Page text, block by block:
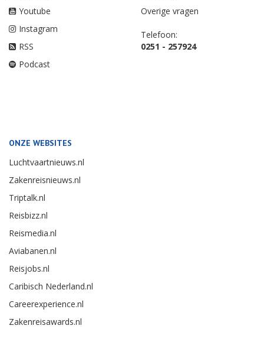
Youtube
Instagram
RSS
Podcast
Overige vragen
Telefoon:
0251 - 257924
ONZE WEBSITES
Luchtvaartnieuws.nl
Zakenreisnieuws.nl
Triptalk.nl
Reisbizz.nl
Reismedia.nl
Aviabanen.nl
Reisjobs.nl
Caribisch Nederland.nl
Careerexperience.nl
Zakenreisawards.nl